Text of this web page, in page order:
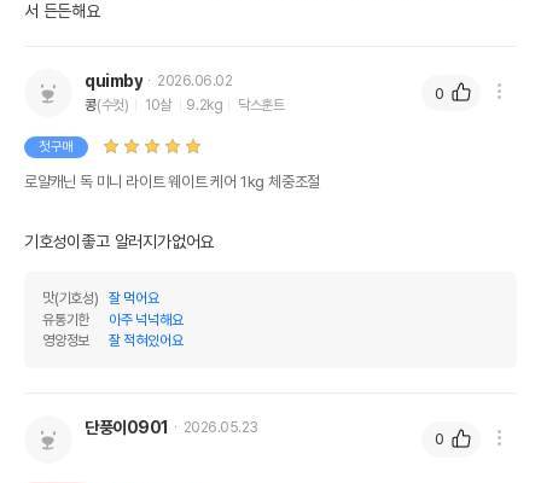
서 든든해요
quimby
2026.06.02
콩(수컷) 10살 9.2kg 닥스훈트
첫구매
로얄캐닌 독 미니 라이트 웨이트 케어 1kg 체중조절
기호성이좋고 알러지가없어요
맛(기호성)
잘 먹어요
유통기한
아주 넉넉해요
영양정보
잘 적혀있어요
0
단풍이0901 2026.05.23
0